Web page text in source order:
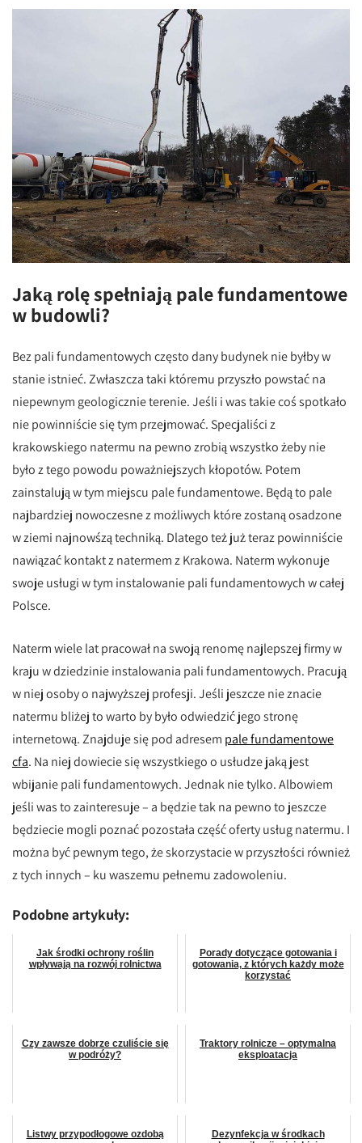
Jaką rolę spełniają pale fundamentowe
w budowli?
Bez pali fundamentowych często dany budynek nie byłby w
stanie istnieć. Zwłaszcza taki któremu przyszło powstać na
niepewnym geologicznie terenie. Jeśli i was takie coś spotkało
nie powinniście się tym przejmować. Specjaliści z
krakowskiego natermu na pewno zrobią wszystko żeby nie
było z tego powodu poważniejszych kłopotów. Potem
zainstalują w tym miejscu pale fundamentowe. Będą to pale
najbardziej nowoczesne z możliwych które zostaną osadzone
w ziemi najnowśzą techniką. Dlatego też już teraz powinniście
nawiązać kontakt z natermem z Krakowa. Naterm wykonuje
swoje usługi w tym instalowanie pali fundamentowych w całej
Polsce.
Naterm wiele lat pracował na swoją renomę najlepszej firmy w
kraju w dziedzinie instalowania pali fundamentowych. Pracują
w niej osoby o najwyższej profesji. Jeśli jeszcze nie znacie
natermu bliżej to warto by było odwiedzić jego stronę
internetową. Znajduje się pod adresem pale fundamentowe
cfa. Na niej dowiecie się wszystkiego o usłudze jaką jest
wbijanie pali fundamentowych. Jednak nie tylko. Albowiem
jeśli was to zainteresuje – a będzie tak na pewno to jeszcze
będziecie mogli poznać pozostała część oferty usług natermu. I
można być pewnym tego, że skorzystacie w przyszłości również
z tych innych – ku waszemu pełnemu zadowoleniu.
Podobne artykuły:
Jak środki ochrony roślin
wpływają na rozwój rolnictwa
Porady dotyczące gotowania i
gotowania, z których każdy może
korzystać
Czy zawsze dobrze czuliście się
w podróży?
Traktory rolnicze – optymalna
eksploatacja
Listwy przypodłogowe ozdobą
Dezynfekcja w środkach